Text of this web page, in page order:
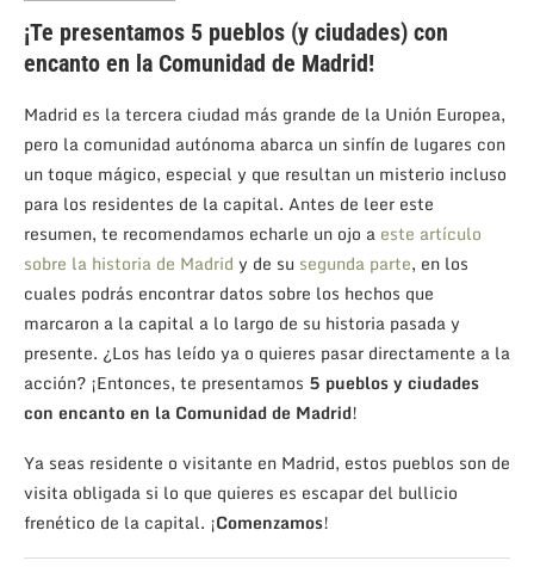
¡Te presentamos 5 pueblos (y ciudades) con
encanto en la Comunidad de Madrid!
Madrid es la tercera ciudad más grande de la Unión Europea,
pero la comunidad autónoma abarca un sinfín de lugares con
un toque mágico, especial y que resultan un misterio incluso
para los residentes de la capital. Antes de leer este
resumen, te recomendamos echarle un ojo a este artículo
sobre la historia de Madrid y de su segunda parte, en los
cuales podrás encontrar datos sobre los hechos que
marcaron a la capital a lo largo de su historia pasada y
presente. ¿Los has leído ya o quieres pasar directamente a la
acción? ¡Entonces, te presentamos 5 pueblos y ciudades
con encanto en la Comunidad de Madrid!
Ya seas residente o visitante en Madrid, estos pueblos son de
visita obligada si lo que quieres es escapar del bullicio
frenético de la capital. ¡Comenzamos!